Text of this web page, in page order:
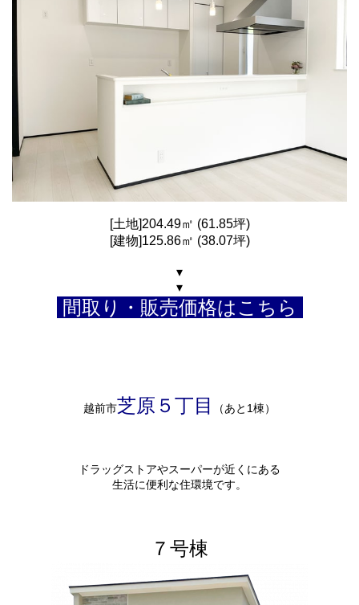
[土地]204.49㎡ (61.85坪)
[建物]125.86㎡ (38.07坪)
▾
▾
間取り・販売価格はこちら
越前市芝原５丁目 （あと1棟）
ドラッグストアやスーパーが近くにある
生活に便利な住環境です。
７号棟